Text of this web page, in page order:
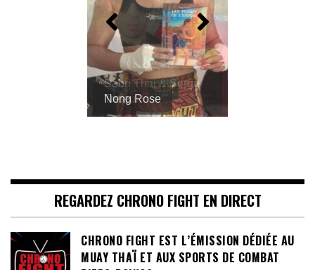
Sabri Thai & Serge
Trefeu
REGARDEZ CHRONO FIGHT EN DIRECT
CHRONO FIGHT EST L’ÉMISSION DÉDIÉE AU
MUAY THAÏ ET AUX SPORTS DE COMBAT